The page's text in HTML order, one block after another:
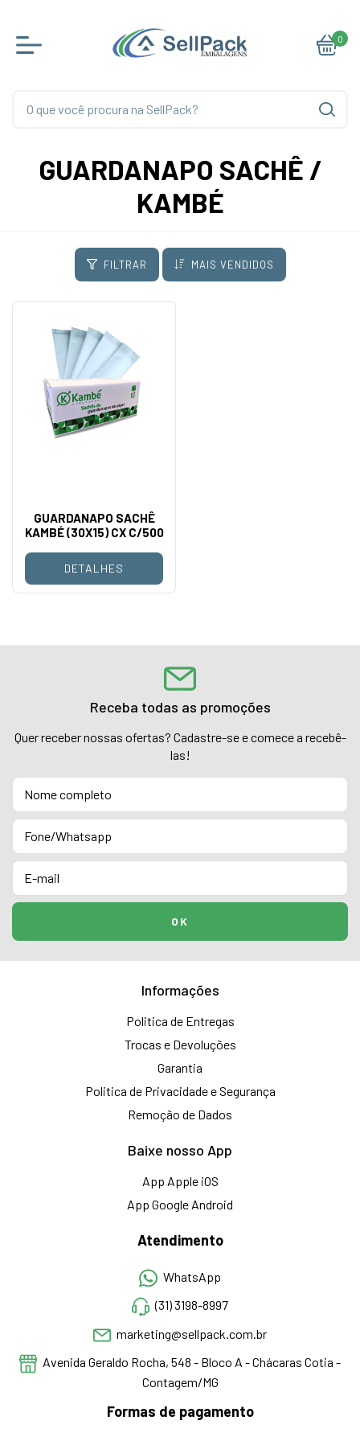
0
GUARDANAPO SACHÊ /
KAMBÉ
FILTRAR MAIS VENDIDOS
GUARDANAPO SACHÊ
KAMBÉ (30X15) CX C/500
DETALHES
Receba todas as promoções
Quer receber nossas ofertas? Cadastre-se e comece a recebê-
las!
Informações
Politica de Entregas
Trocas e Devoluções
Garantia
Politica de Privacidade e Segurança
Remoção de Dados
Baixe nosso App
App Apple iOS
App Google Android
Atendimento
WhatsApp
(31) 3198-8997
marketing@sellpack.com.br
Avenida Geraldo Rocha, 548 - Bloco A - Chácaras Cotia -
Contagem/MG
Formas de pagamento